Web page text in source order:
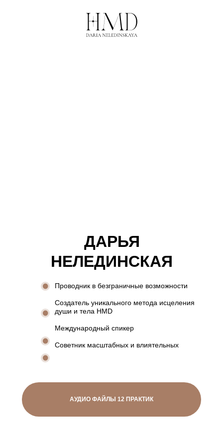
ДАРЬЯ
НЕЛЕДИНСКАЯ
Проводник в безграничные возможности
Создатель уникального метода исцеления
души и тела HMD
Международный спикер
Советник масштабных и влиятельных
АУДИО ФАЙЛЫ 12 ПРАКТИК